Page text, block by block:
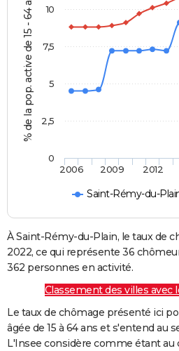
% de la pop. active de 15 - 64 ans
Saint-Rémy-du-
2006 2009 2012
0
2,5
5
7,5
10
À Saint-Rémy-du-Plain, le taux de
2022, ce qui représente 36
362 personnes en activité.
Classement des villes avec
Le taux de chômage présenté ici
âgée de 15 à 64 ans et s'entend au
L'Insee considère comme étant